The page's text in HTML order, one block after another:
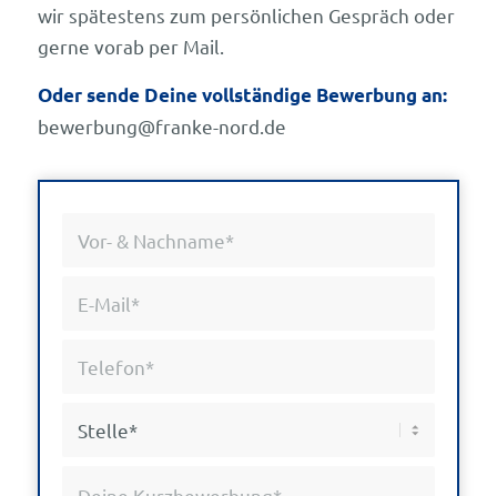
wir spätestens zum persönlichen Gespräch oder
gerne vorab per Mail.
Oder sende Deine vollständige Bewerbung an:
bewerbung@franke-nord.de